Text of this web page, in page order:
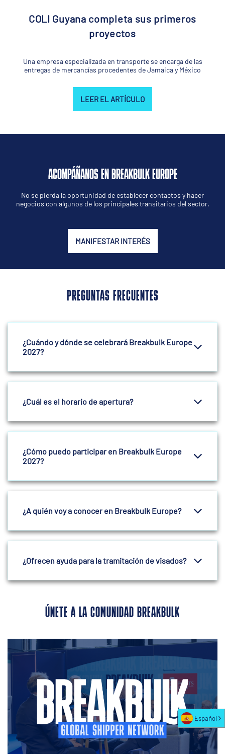
COLI Guyana completa sus primeros
proyectos
Una empresa especializada en transporte se encarga de las
entregas de mercancías procedentes de Jamaica y México
LEER EL ARTÍCULO
ACOMPÁÑANOS EN BREAKBULK EUROPE
No se pierda la oportunidad de establecer contactos y hacer
negocios con algunos de los principales transitarios del sector.
MANIFESTAR INTERÉS
PREGUNTAS FRECUENTES
¿Cuándo y dónde se celebrará Breakbulk Europe
2027?
¿Cuál es el horario de apertura?
¿Cómo puedo participar en Breakbulk Europe
2027?
¿A quién voy a conocer en Breakbulk Europe?
¿Ofrecen ayuda para la tramitación de visados?
ÚNETE A LA COMUNIDAD BREAKBULK
Español